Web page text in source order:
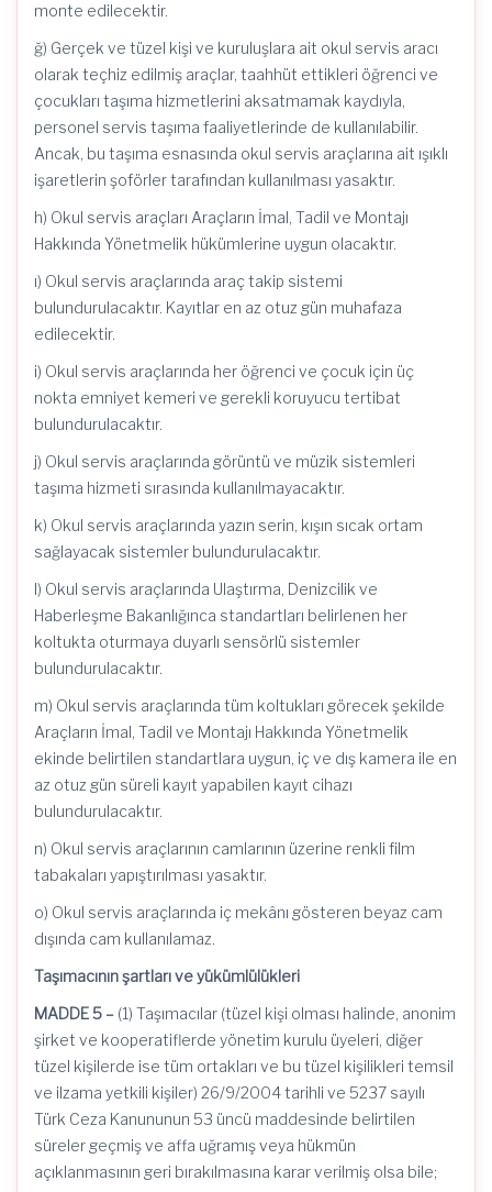
monte edilecektir.
ğ) Gerçek ve tüzel kişi ve kuruluşlara ait okul servis aracı
olarak teçhiz edilmiş araçlar, taahhüt ettikleri öğrenci ve
çocukları taşıma hizmetlerini aksatmamak kaydıyla,
personel servis taşıma faaliyetlerinde de kullanılabilir.
Ancak, bu taşıma esnasında okul servis araçlarına ait ışıklı
işaretlerin şoförler tarafından kullanılması yasaktır.
h) Okul servis araçları Araçların İmal, Tadil ve Montajı
Hakkında Yönetmelik hükümlerine uygun olacaktır.
ı) Okul servis araçlarında araç takip sistemi
bulundurulacaktır. Kayıtlar en az otuz gün muhafaza
edilecektir.
i) Okul servis araçlarında her öğrenci ve çocuk için üç
nokta emniyet kemeri ve gerekli koruyucu tertibat
bulundurulacaktır.
j) Okul servis araçlarında görüntü ve müzik sistemleri
taşıma hizmeti sırasında kullanılmayacaktır.
k) Okul servis araçlarında yazın serin, kışın sıcak ortam
sağlayacak sistemler bulundurulacaktır.
l) Okul servis araçlarında Ulaştırma, Denizcilik ve
Haberleşme Bakanlığınca standartları belirlenen her
koltukta oturmaya duyarlı sensörlü sistemler
bulundurulacaktır.
m) Okul servis araçlarında tüm koltukları görecek şekilde
Araçların İmal, Tadil ve Montajı Hakkında Yönetmelik
ekinde belirtilen standartlara uygun, iç ve dış kamera ile en
az otuz gün süreli kayıt yapabilen kayıt cihazı
bulundurulacaktır.
n) Okul servis araçlarının camlarının üzerine renkli film
tabakaları yapıştırılması yasaktır.
o) Okul servis araçlarında iç mekânı gösteren beyaz cam
dışında cam kullanılamaz.
Taşımacının şartları ve yükümlülükleri
MADDE 5 – (1) Taşımacılar (tüzel kişi olması halinde, anonim
şirket ve kooperatiflerde yönetim kurulu üyeleri, diğer
tüzel kişilerde ise tüm ortakları ve bu tüzel kişilikleri temsil
ve ilzama yetkili kişiler) 26/9/2004 tarihli ve 5237 sayılı
Türk Ceza Kanununun 53 üncü maddesinde belirtilen
süreler geçmiş ve affa uğramış veya hükmün
açıklanmasının geri bırakılmasına karar verilmiş olsa bile;